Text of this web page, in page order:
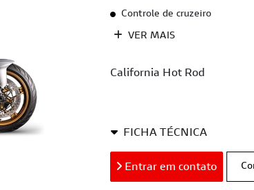
Controle de cruzeiro
VER MAIS
California Hot Rod
FICHA TÉCNICA
Entrar em contato